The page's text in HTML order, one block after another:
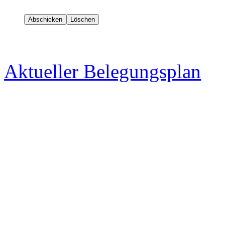
Aktueller Belegungsplan